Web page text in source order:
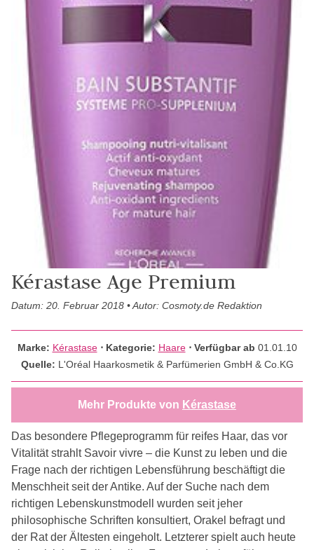
Kérastase Age Premium
Datum: 20. Februar 2018 • Autor: Cosmoty.de Redaktion
Marke: Kérastase ⋅ Kategorie: Haare ⋅ Verfügbar ab 01.01.10
Quelle: L'Oréal Haarkosmetik & Parfümerien GmbH & Co.KG
Mehr Produkte von Kérastase
Das besondere Pflegeprogramm für reifes Haar, das vor
Vitalität strahlt Savoir vivre – die Kunst zu leben und die
Frage nach der richtigen Lebensführung beschäftigt die
Menschheit seit der Antike. Auf der Suche nach dem
richtigen Lebenskunstmodell wurden seit jeher
philosophische Schriften konsultiert, Orakel befragt und
der Rat der Ältesten eingeholt. Letzterer spielt auch heute